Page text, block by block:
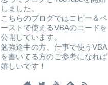
しました。
こちらのブログではコピー＆ペ
ーストで使えるVBAのコードを
公開しています。
勉強途中の方、仕事で使うVBA
を書いてる方のご参考になれば
嬉しいです！